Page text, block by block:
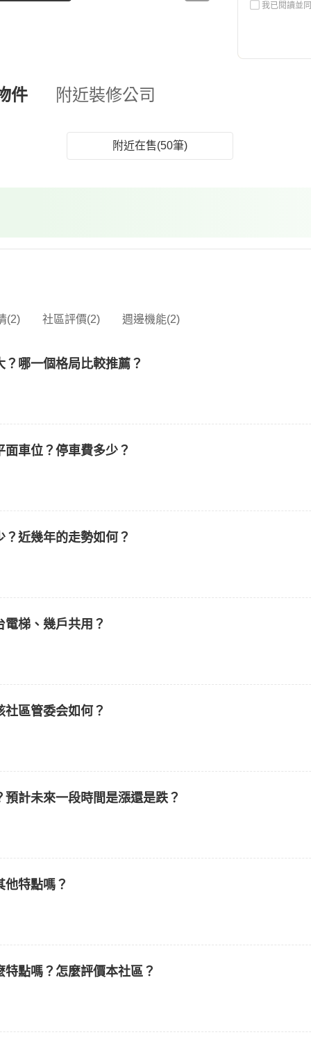
我已閱讀並
件 附近裝修公司
附近在售(50筆)
(2) 社區評價(2) 週邊機能(2)
哪一個格局比較推薦？
車位？停車費多少？
近幾年的走勢如何？
梯、幾戶共用？
區管委会如何？
計未來一段時間是漲還是跌？
特點嗎？
點嗎？怎麼評價本社區？